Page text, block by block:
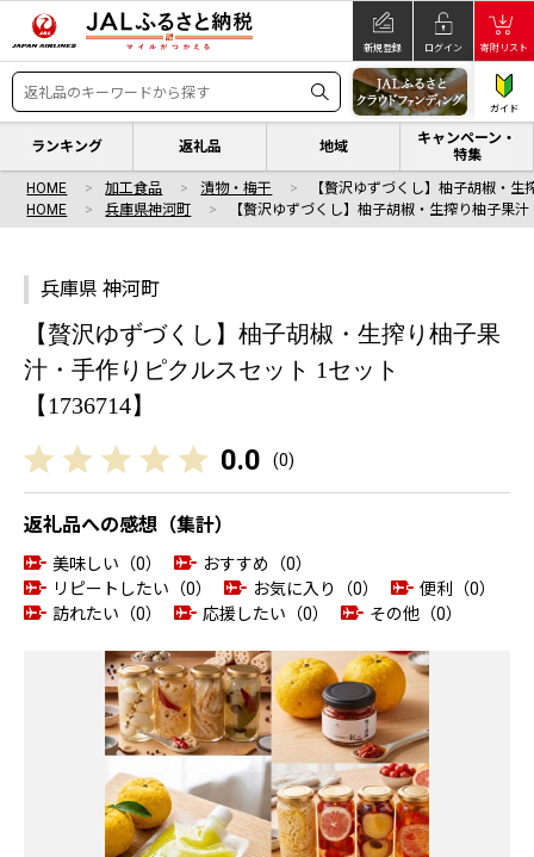
新規登録 ログイン 寄附リスト
ガイド
ランキング 返礼品 地域
キャンペーン・
特集
HOME 加工食品 漬物・梅干
【贅沢ゆずづくし】柚子胡椒・
HOME
兵庫県神河町 【贅沢ゆずづくし】柚子胡椒・生搾り柚子果
兵庫県 神河町
【贅沢ゆずづくし】柚子胡椒・生搾り柚子果
汁・手作りピクルスセット 1セット
【1736714】
0.0 (0)
返礼品への感想（集計）
美味しい（0）
おすすめ（0）
リピートしたい（0）
お気に入り（0）
便利（0）
訪れたい（0）
応援したい（0） その他（0）